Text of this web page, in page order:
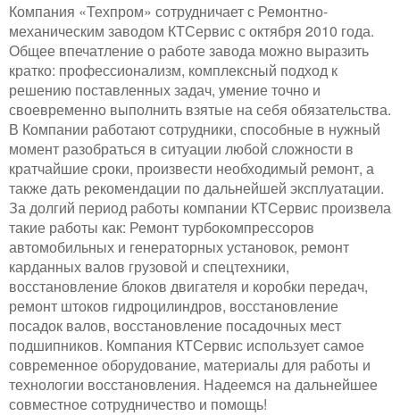
Компания «Техпром» сотрудничает с Ремонтно-
механическим заводом КТСервис с октября 2010 года.
Общее впечатление о работе завода можно выразить
кратко: профессионализм, комплексный подход к
решению поставленных задач, умение точно и
своевременно выполнить взятые на себя обязательства.
В Компании работают сотрудники, способные в нужный
момент разобраться в ситуации любой сложности в
кратчайшие сроки, произвести необходимый ремонт, а
также дать рекомендации по дальнейшей эксплуатации.
За долгий период работы компании КТСервис произвела
такие работы как: Ремонт турбокомпрессоров
автомобильных и генераторных установок, ремонт
карданных валов грузовой и спецтехники,
восстановление блоков двигателя и коробки передач,
ремонт штоков гидроцилиндров, восстановление
посадок валов, восстановление посадочных мест
подшипников. Компания КТСервис использует самое
современное оборудование, материалы для работы и
технологии восстановления. Надеемся на дальнейшее
совместное сотрудничество и помощь!